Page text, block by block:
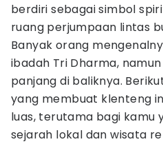
berdiri sebagai simbol
ruang perjumpaan lintas
Banyak orang
ibadah Tri Dharma,
panjang di baliknya.
yang membuat klenteng
luas, terutama bagi kamu
sejarah lokal dan wisata